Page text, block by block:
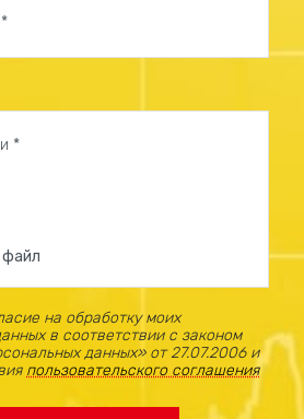
на обработку моих
в соответствии с законом
данных» от 27.07.2006 и
пользовательского соглашения